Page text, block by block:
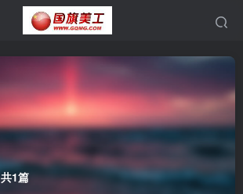
共1篇